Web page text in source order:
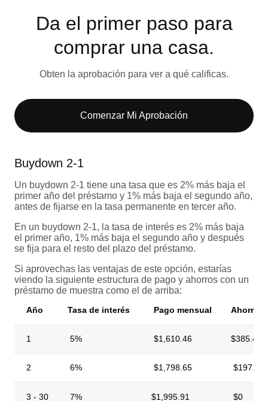
Da el primer paso para
comprar una casa.​
Obten la aprobación para ver a qué calificas.
Comenzar Mi Aprobación​
Buydown 2-1
Un buydown 2-1 tiene una tasa que es 2% más baja el
primer año del préstamo y 1% más baja el segundo año,
antes de fijarse en la tasa permanente en tercer año.
En un buydown 2-1, la tasa de interés es 2% más baja
el primer año, 1% más baja el segundo año y después
se fija para el resto del plazo del préstamo.
Si aprovechas las ventajas de este opción, estarías
viendo la siguiente estructura de pago y ahorros con un
préstamo de muestra como el de arriba:
Año Tasa de interés Pago mensual Ahorro
1 5% $1,610.46 $385.45
2 6% $1,798.65 $197.26
3 - 30 7% $1,995.91 $0